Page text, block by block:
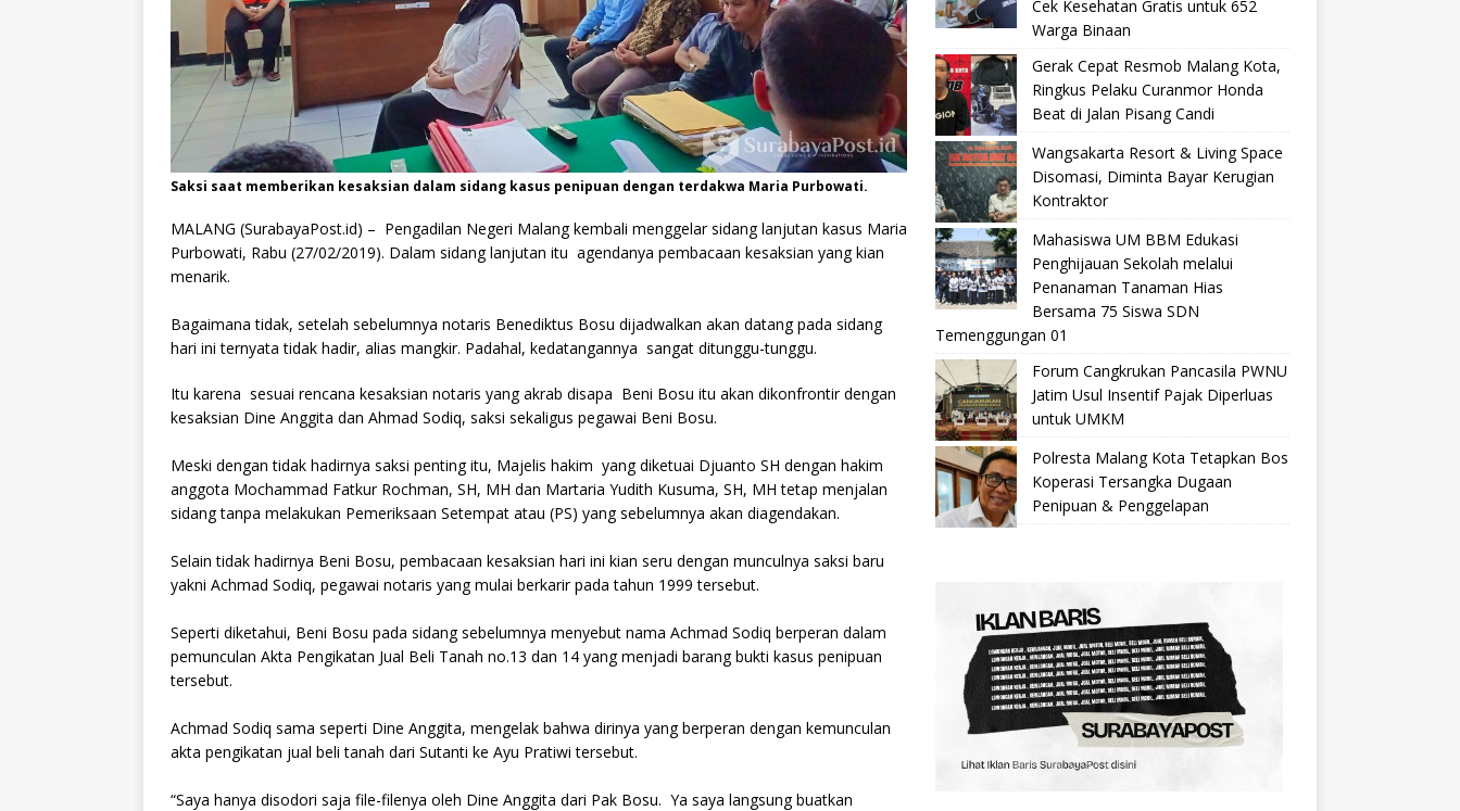
Saksi saat memberikan kesaksian dalam sidang kasus penipuan dengan terdakwa Maria Purbowati.
MALANG (SurabayaPost.id) – Pengadilan Negeri Malang kembali menggelar sidang lanjutan kasus Maria
Purbowati, Rabu (27/02/2019). Dalam sidang lanjutan itu agendanya pembacaan kesaksian yang kian
menarik.
Bagaimana tidak, setelah sebelumnya notaris Benediktus Bosu dijadwalkan akan datang pada sidang
hari ini ternyata tidak hadir, alias mangkir. Padahal, kedatangannya sangat ditunggu-tunggu.
Itu karena sesuai rencana kesaksian notaris yang akrab disapa Beni Bosu itu akan dikonfrontir dengan
kesaksian Dine Anggita dan Ahmad Sodiq, saksi sekaligus pegawai Beni Bosu.
Meski dengan tidak hadirnya saksi penting itu, Majelis hakim yang diketuai Djuanto SH dengan hakim
anggota Mochammad Fatkur Rochman, SH, MH dan Martaria Yudith Kusuma, SH, MH tetap menjalan
sidang tanpa melakukan Pemeriksaan Setempat atau (PS) yang sebelumnya akan diagendakan.
Selain tidak hadirnya Beni Bosu, pembacaan kesaksian hari ini kian seru dengan munculnya saksi baru
yakni Achmad Sodiq, pegawai notaris yang mulai berkarir pada tahun 1999 tersebut.
Seperti diketahui, Beni Bosu pada sidang sebelumnya menyebut nama Achmad Sodiq berperan dalam
pemunculan Akta Pengikatan Jual Beli Tanah no.13 dan 14 yang menjadi barang bukti kasus penipuan
tersebut.
Achmad Sodiq sama seperti Dine Anggita, mengelak bahwa dirinya yang berperan dengan kemunculan
akta pengikatan jual beli tanah dari Sutanti ke Ayu Pratiwi tersebut.
“Saya hanya disodori saja file-filenya oleh Dine Anggita dari Pak Bosu. Ya saya langsung buatkan
Cek Kesehatan Gratis untuk 652
Warga Binaan
Gerak Cepat Resmob Malang Kota,
Ringkus Pelaku Curanmor Honda
Beat di Jalan Pisang Candi
Wangsakarta Resort & Living Space
Disomasi, Diminta Bayar Kerugian
Kontraktor
Mahasiswa UM BBM Edukasi
Penghijauan Sekolah melalui
Penanaman Tanaman Hias
Bersama 75 Siswa SDN
Temenggungan 01
Forum Cangkrukan Pancasila PWNU
Jatim Usul Insentif Pajak Diperluas
untuk UMKM
Polresta Malang Kota Tetapkan Bos
Koperasi Tersangka Dugaan
Penipuan & Penggelapan